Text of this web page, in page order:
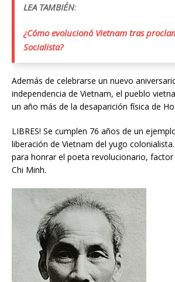
LEA TAMBIÉN:
¿Cómo evolucionó Vietnam tras
Socialista?
Además de celebrarse un nuevo
independencia de Vietnam, el pueblo
un año más de la desaparición física de
LIBRES! Se cumplen 76 años de un
liberación de Vietnam del yugo
para honrar el poeta revolucionario,
Chi Minh.